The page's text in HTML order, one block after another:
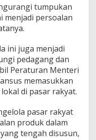
tumpukan
menjadi persoalan
ini juga menjadi
pedagang dan
Peraturan Menteri
memasukkan
di pasar rakyat.
pasar rakyat
produk dalam
tengah disusun,